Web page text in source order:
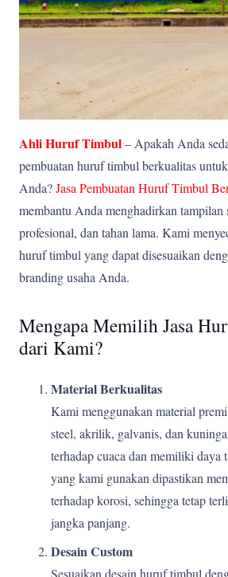
Ahli Huruf Timbul– Apakah Anda
pembuatan huruf timbul berkualitas
Anda?Jasa Pembuatan Huruf Timbul
membantu Anda menghadirkan tampilan
profesional, dan tahan lama. Kami
huruf timbul yang dapat disesuaikan
branding usaha Anda.
Mengapa Memilih Jasa
dari Kami?
Material Berkualitas
Kami menggunakan material
steel, akrilik, galvanis, dan
terhadap cuaca dan memiliki daya
yang kami gunakan dipastikan
terhadap korosi, sehingga tetap
jangka panjang.
Desain Custom
Sesuaikan desain huruf timbul